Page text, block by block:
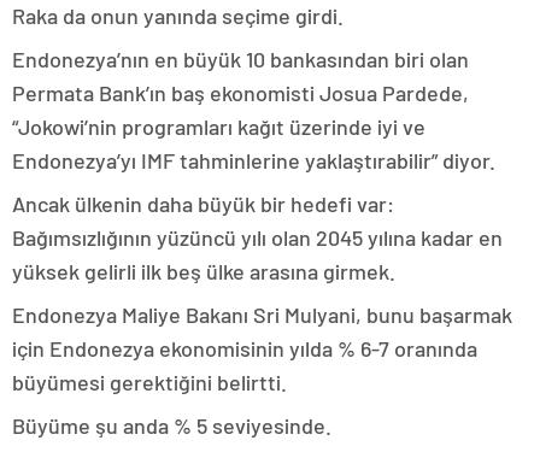
Raka da onun yanında seçime girdi.
Endonezya’nın en büyük 10 bankasından biri olan
Permata Bank’ın baş ekonomisti Josua Pardede,
“Jokowi’nin programları kağıt üzerinde iyi ve
Endonezya’yı IMF tahminlerine yaklaştırabilir” diyor.
Ancak ülkenin daha büyük bir hedefi var:
Bağımsızlığının yüzüncü yılı olan 2045 yılına kadar en
yüksek gelirli ilk beş ülke arasına girmek.
Endonezya Maliye Bakanı Sri Mulyani, bunu başarmak
için Endonezya ekonomisinin yılda % 6-7 oranında
büyümesi gerektiğini belirtti.
Büyüme şu anda % 5 seviyesinde.